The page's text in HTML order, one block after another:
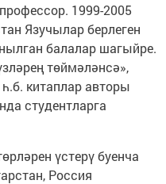
1999-2005
Язучылар берлеген
балалар шагыйре.
төймәләнсә»,
һ.б. китаплар авторы
студентларга
үстерү буенча
Россия